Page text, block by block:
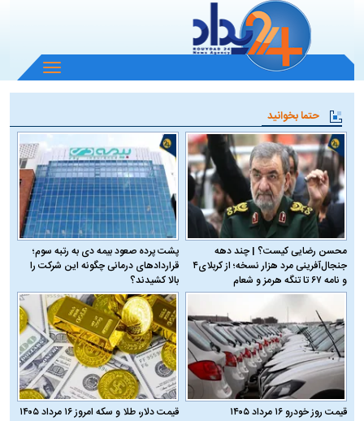
باز
و
منو
حتما بخوانید
محسن رضایی کیست؟ | چند دهه
جنجال‌آفرینی مرد هزار نسخه؛ از کربلای۴
و نامه ۶۷ تا تنگه هرمز و شعام
پشت پرده صعود بیمه دی به رتبه سوم؛
قراردادهای درمانی چگونه این شرکت را
بالا کشیدند؟
قیمت روز خودرو ۱۶ مرداد ۱۴۰۵
قیمت دلار، طلا و سکه امروز ۱۶ مرداد ۱۴۰۵